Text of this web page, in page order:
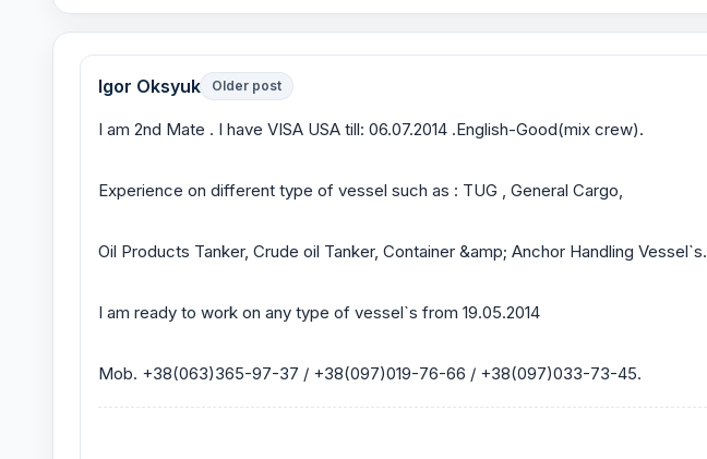
Igor Oksyuk Older post
I am 2nd Mate . I have VISA USA till: 06.07.2014 .English-Good(mix crew).
Experience on different type of vessel such as : TUG , General Cargo,
Oil Products Tanker, Crude oil Tanker, Container &amp; Anchor Handling Vessel`s.
I am ready to work on any type of vessel`s from 19.05.2014
Mob. +38(063)365-97-37 / +38(097)019-76-66 / +38(097)033-73-45.